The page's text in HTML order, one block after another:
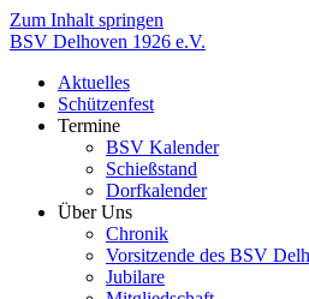
Zum Inhalt springen
BSV Delhoven 1926 e.V.
Aktuelles
Schützenfest
Termine
BSV Kalender
Schießstand
Dorfkalender
Über Uns
Chronik
Vorsitzende des BSV
Jubilare